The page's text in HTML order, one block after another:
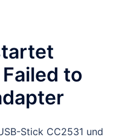
to
Stick CC2531 und